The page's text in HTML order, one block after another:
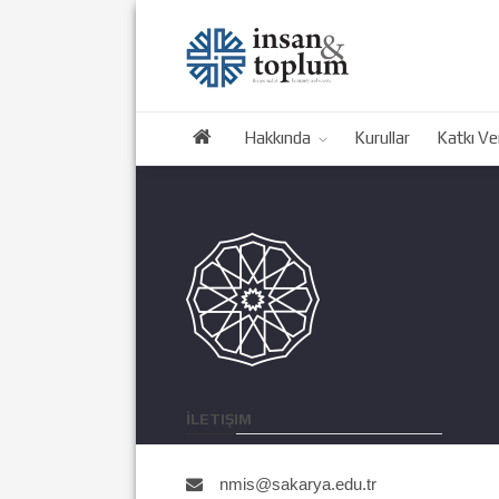
Hakkında Kurullar Katkı
İLETIŞIM
nmis@sakarya.edu.tr